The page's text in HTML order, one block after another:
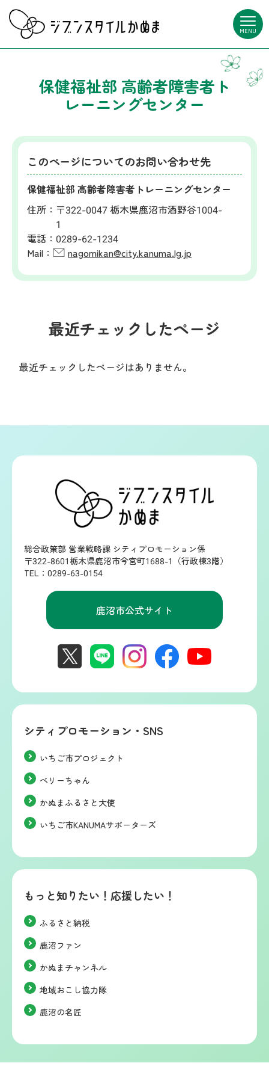
MENU
保健福祉部 高齢者障害者ト
レーニングセンター
このページについてのお問い合わせ先
保健福祉部 高齢者障害者トレーニングセンター
住所： 〒322-0047 栃木県鹿沼市酒野谷1004-
1
電話： 0289-62-1234
Mail：
nagomikan@city.kanuma.lg.jp
最近チェックしたページ
最近チェックしたページはありません。
総合政策部 営業戦略課 シティプロモーション係
〒322-8601栃木県鹿沼市今宮町1688-1（行政棟3階）
TEL：0289-63-0154
鹿沼市公式サイト
シティプロモーション・SNS
いちご市プロジェクト
ベリーちゃん
かぬまふるさと大使
いちご市KANUMAサポーターズ
もっと知りたい！応援したい！
ふるさと納税
鹿沼ファン
かぬまチャンネル
地域おこし協力隊
鹿沼の名匠